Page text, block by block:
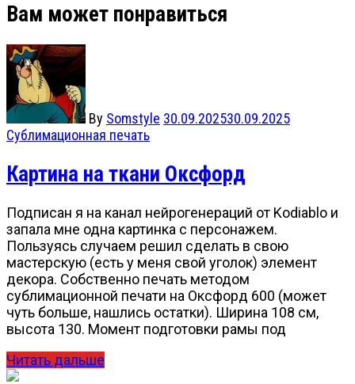
Вам может понравиться
By Somstyle 30.09.202530.09.2025
Сублимационная печать
Картина на ткани Оксфорд
Подписан я на канал нейрогенераций от Kodiablo и
запала мне одна картинка с персонажем.
Пользуясь случаем решил сделать в свою
мастерскую (есть у меня свой уголок) элемент
декора. Собственно печать методом
сублимационной печати на Оксфорд 600 (может
чуть больше, нашлись остатки). Ширина 108 см,
высота 130. Момент подготовки рамы под
Читать дальше